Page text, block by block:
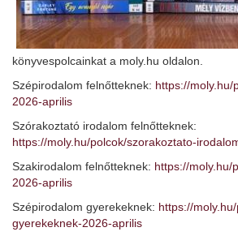
könyvespolcainkat a moly.hu oldalon.
Szépirodalom felnőtteknek: https://moly.hu/
2026-aprilis
Szórakoztató irodalom felnőtteknek:
https://moly.hu/polcok/szorakoztato-
Szakirodalom felnőtteknek: https://moly.hu/
2026-aprilis
Szépirodalom gyerekeknek: https://
gyerekeknek-2026-aprilis